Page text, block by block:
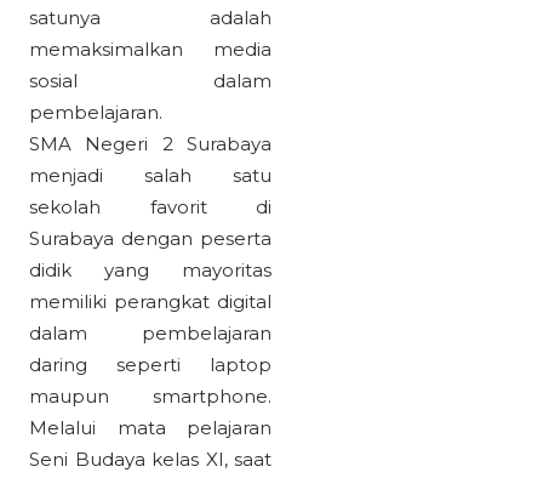
satunya adalah
memaksimalkan media
sosial dalam
pembelajaran.
SMA Negeri 2 Surabaya
menjadi salah satu
sekolah favorit di
Surabaya dengan peserta
didik yang mayoritas
memiliki perangkat digital
dalam pembelajaran
daring seperti laptop
maupun smartphone.
Melalui mata pelajaran
Seni Budaya kelas XI, saat